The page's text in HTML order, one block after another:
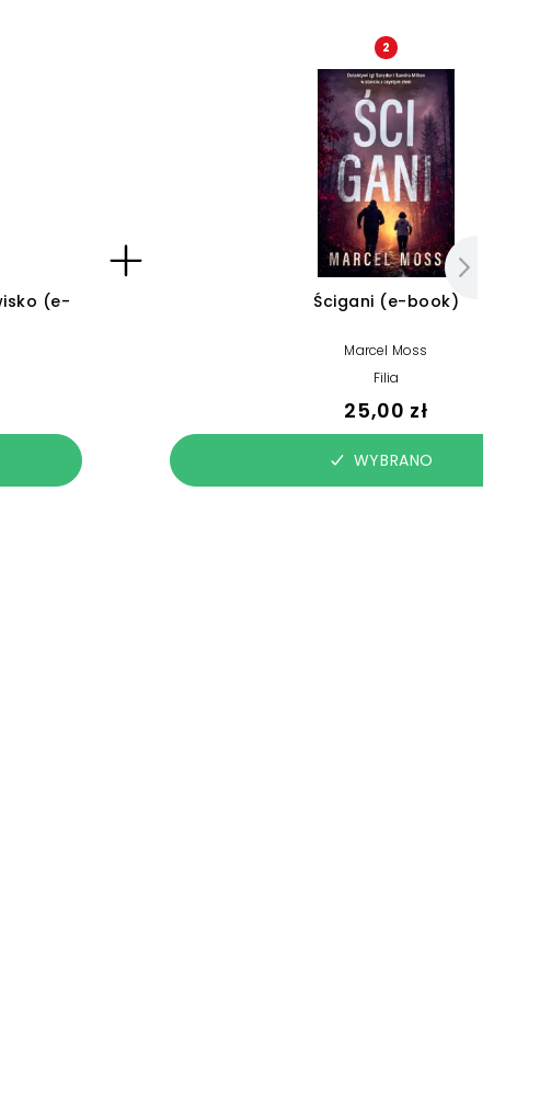
(e-
2
Ścigani (e-book)
Marcel Moss
Filia
25,00 zł
WYBRANO